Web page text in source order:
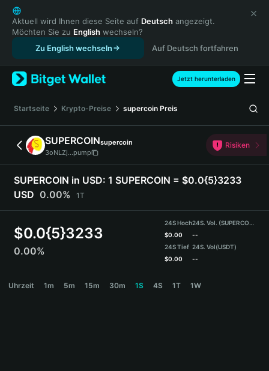
English
日本語
Tiếng Việt
Русский
Español (Latinoamérica)
Türkçe
Français
Deutsch
简体中文
繁體中文
Português (Portugal)
Bahasa Indonesia
ภาษาไทย
हिन्दी
Español
Português (Brasil)
Aktuell wird Ihnen diese Seite auf Deutsch angezeigt.
Möchten Sie zu English wechseln?
Zu English wechseln
Auf Deutsch fortfahren
Jetzt herunterladen
Startseite Krypto-Preise supercoin Preis
SUPERCOINsupercoin
3oNLZj...pump
Risiken
SUPERCOIN in USD: 1 SUPERCOIN = $0.0{5}3233
USD 0.00% 1T
$0.0{5}3233
0.00%
24S Hoch
$0.00
24S Tief
$0.00
24S. Vol. (SUPERCOIN)
--
24S. Vol(USDT)
--
Uhrzeit 1m 5m 15m 30m 1S 4S 1T 1W